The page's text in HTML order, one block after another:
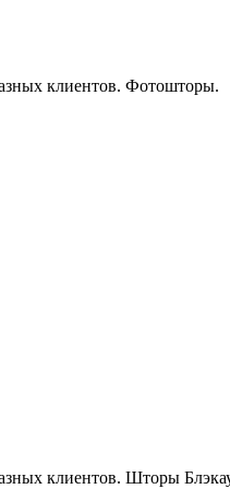
клиентов. Фотошторы.
клиентов. Шторы